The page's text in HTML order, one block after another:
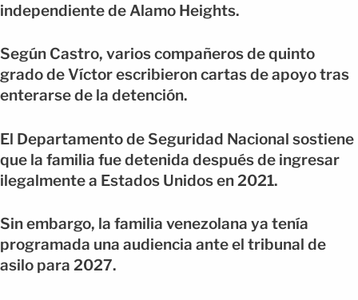
independiente de Alamo Heights.
Según Castro, varios compañeros de quinto
grado de Víctor escribieron cartas de apoyo tras
enterarse de la detención.
El Departamento de Seguridad Nacional sostiene
que la familia fue detenida después de ingresar
ilegalmente a Estados Unidos en 2021.
Sin embargo, la familia venezolana ya tenía
programada una audiencia ante el tribunal de
asilo para 2027.